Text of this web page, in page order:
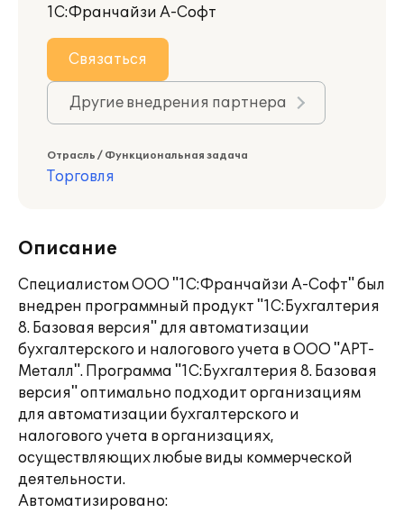
1С:Франчайзи А-Софт
Связаться
Другие внедрения партнера
Отрасль / Функциональная задача
Торговля
Описание
Специалистом ООО "1С:Франчайзи А-Софт" был
внедрен программный продукт "1С:Бухгалтерия
8. Базовая версия" для автоматизации
бухгалтерского и налогового учета в ООО "АРТ-
Металл". Программа "1C:Бухгалтерия 8. Базовая
версия" оптимально подходит организациям
для автоматизации бухгалтерского и
налогового учета в организациях,
осуществляющих любые виды коммерческой
деятельности.
Автоматизировано: